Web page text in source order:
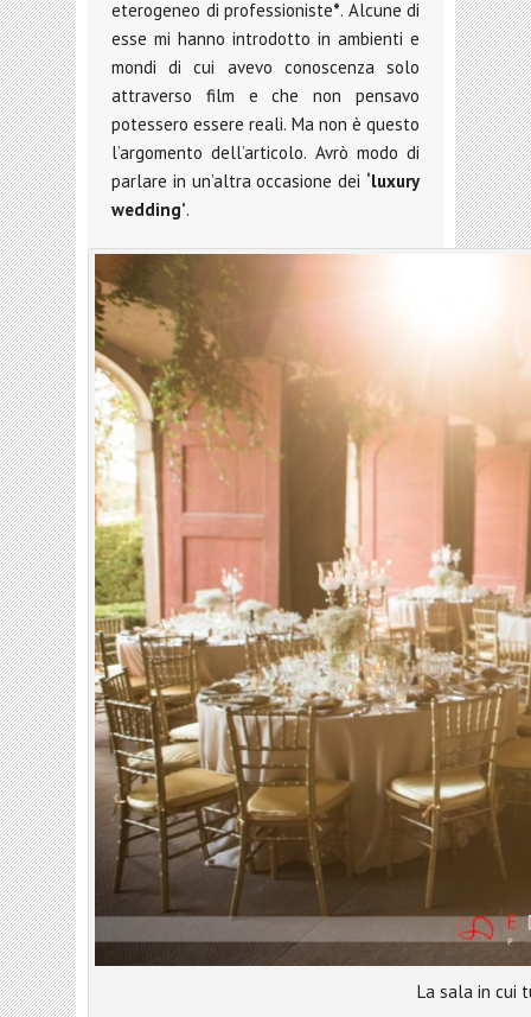
eterogeneo di professioniste*. Alcune di
esse mi hanno introdotto in ambienti e
mondi di cui avevo conoscenza solo
attraverso film e che non pensavo
potessero essere reali. Ma non è questo
l’argomento dell’articolo. Avrò modo di
parlare in un’altra occasione dei ‘luxury
wedding’.
La sala in cui